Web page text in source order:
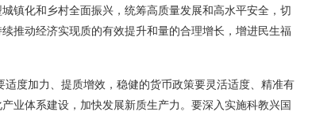
镇化和乡村全面振兴，统筹高质量发展和高水平安全，切
推动经济实现质的有效提升和量的合理增长，增进民生福
度加力、提质增效，稳健的货币政策要灵活适度、精准有
业体系建设，加快发展新质生产力。要深入实施科教兴国